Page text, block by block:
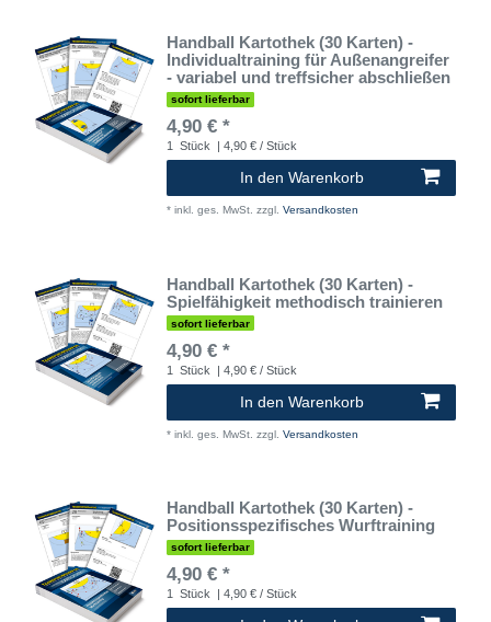
Handball Kartothek (30 Karten) -
Individualtraining für Außenangreifer
- variabel und treffsicher abschließen
sofort lieferbar
4,90 € *
1 Stück | 4,90 € / Stück
In den Warenkorb
* inkl. ges. MwSt. zzgl. Versandkosten
Handball Kartothek (30 Karten) -
Spielfähigkeit methodisch trainieren
sofort lieferbar
4,90 € *
1 Stück | 4,90 € / Stück
In den Warenkorb
* inkl. ges. MwSt. zzgl. Versandkosten
Handball Kartothek (30 Karten) -
Positionsspezifisches Wurftraining
sofort lieferbar
4,90 € *
1 Stück | 4,90 € / Stück